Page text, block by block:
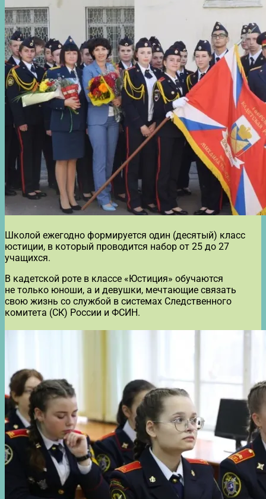
Школой ежегодно формируется один (десятый) класс
юстиции, в который проводится набор от 25 до 27
учащихся.
В кадетской роте в классе «Юстиция» обучаются
не только юноши, а и девушки, мечтающие связать
свою жизнь со службой в системах Следственного
комитета (СК) России и ФСИН.